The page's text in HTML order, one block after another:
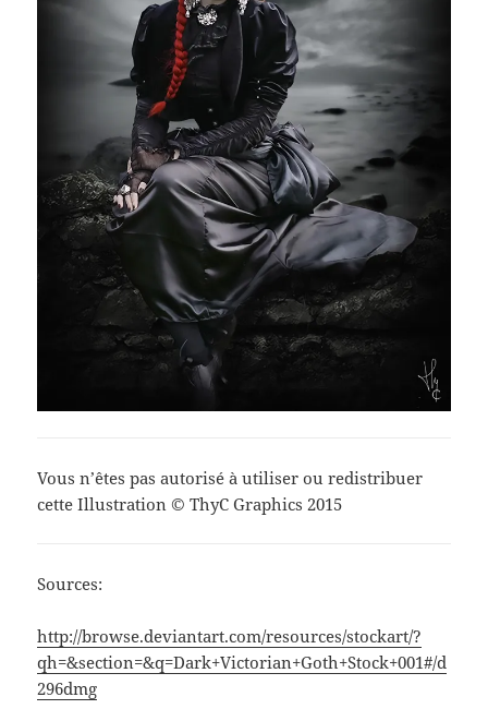
Vous n’êtes pas autorisé à utiliser ou redistribuer
cette Illustration © ThyC Graphics 2015
Sources:
http://browse.deviantart.com/resources/stockart/?
qh=&section=&q=Dark+Victorian+Goth+Stock+001#/d
296dmg